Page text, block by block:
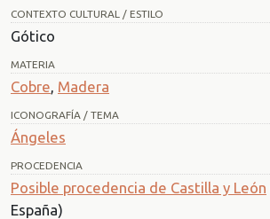
CONTEXTO CULTURAL / ESTILO
Gótico
MATERIA
Cobre, Madera
ICONOGRAFÍA / TEMA
Ángeles
PROCEDENCIA
Posible procedencia de Castilla y León
España)